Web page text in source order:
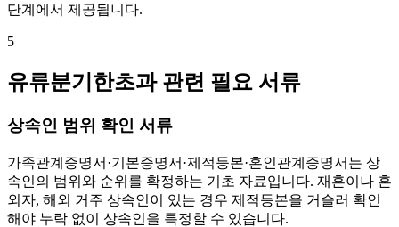
단계에서 제공됩니다.
5
유류분기한초과 관련 필요 서류
상속인 범위 확인 서류
가족관계증명서·기본증명서·제적등본·혼인관계증명서는 상
속인의 범위와 순위를 확정하는 기초 자료입니다. 재혼이나 혼
외자, 해외 거주 상속인이 있는 경우 제적등본을 거슬러 확인
해야 누락 없이 상속인을 특정할 수 있습니다.